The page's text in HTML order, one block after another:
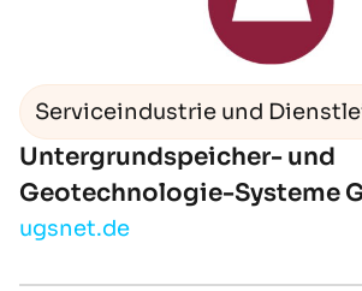
Serviceindustrie und
Untergrundspeicher- und
Geotechnologie-Systeme
ugsnet.de